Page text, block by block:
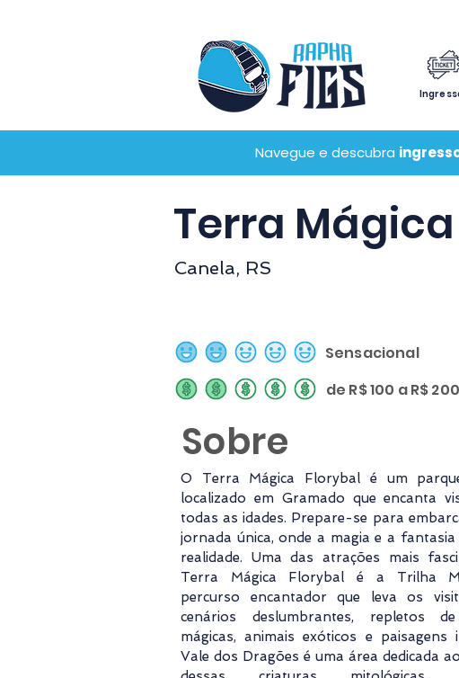
Navegue e descubra
Terra
Canela, RS
classificação média é 2 de 5 Sensacional
classificação média é 2 de 5 de R$ 100 a R$ 200
Sobre
O Terra Mágica Florybal é um
localizado em Gramado que encanta
todas as idades. Prepare-se para
jornada única, onde a magia e a
realidade. Uma das atrações mais
Terra Mágica Florybal é a Trilha
percurso encantador que leva os
cenários deslumbrantes, repletos
mágicas, animais exóticos e paisagens
Vale dos Dragões é uma área dedicada